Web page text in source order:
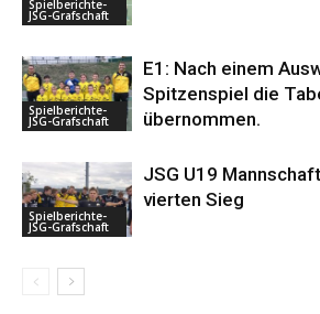
Spielberichte-
JSG-Grafschaft
Spielberichte-
JSG-Grafschaft
E1: Nach einem
Spitzenspiel die
übernommen.
Spielberichte-
JSG-Grafschaft
JSG U19
vierten Sieg